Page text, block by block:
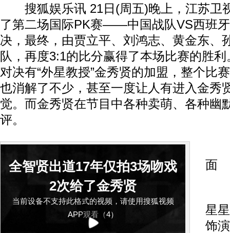
搜狐娱乐讯 21日(周五)晚上，江苏卫
了第二场国际PK赛——中国战队VS西班
决，最终，由贾立平、刘鸿志、黄金东、
队，再度3:1的比分赢得了本场比赛的胜
对决有“外星教授”金秀贤的加盟，整个比
也消解了不少，甚至一度让人有进入金秀
觉。而金秀贤在节目中各种卖萌、各种幽
评。
全智贤出道17年仅拍3场吻戏
2次给了金秀贤
当前设备不支持此格式的视频，请使用搜狐视频
APP观看（4）
面
星
饰